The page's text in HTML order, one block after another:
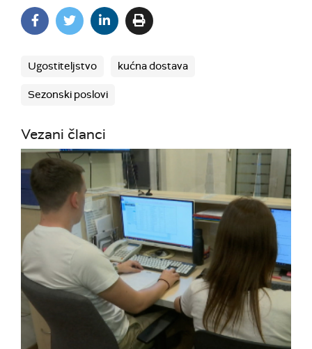
Ugostiteljstvo kućna dostava
Sezonski poslovi
Vezani članci